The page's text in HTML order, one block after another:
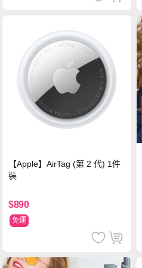
【Apple】AirTag (第 2 代) 1件
裝
$890
免運